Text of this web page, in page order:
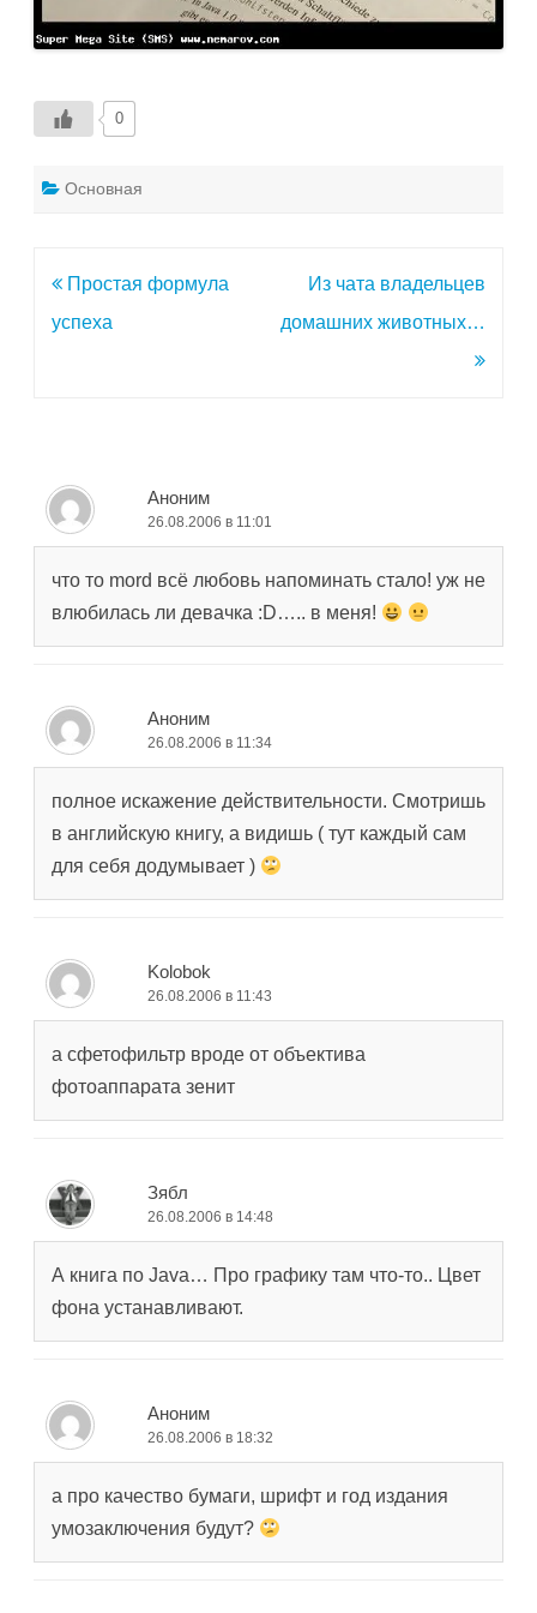
0
Основная
Навигация
по
Простая формула
успеха
Из чата владельцев
домашних животных…
Аноним
26.08.2006 в 11:01
что то mord всё любовь напоминать стало! уж не
влюбилась ли девачка :D….. в меня!
Аноним
26.08.2006 в 11:34
полное искажение действительности. Смотришь
в английскую книгу, а видишь ( тут каждый сам
для себя додумывает )
Kolobok
26.08.2006 в 11:43
а сфетофильтр вроде от объектива
фотоаппарата зенит
Зябл
26.08.2006 в 14:48
А книга по Java… Про графику там что-то.. Цвет
фона устанавливают.
Аноним
26.08.2006 в 18:32
а про качество бумаги, шрифт и год издания
умозаключения будут?